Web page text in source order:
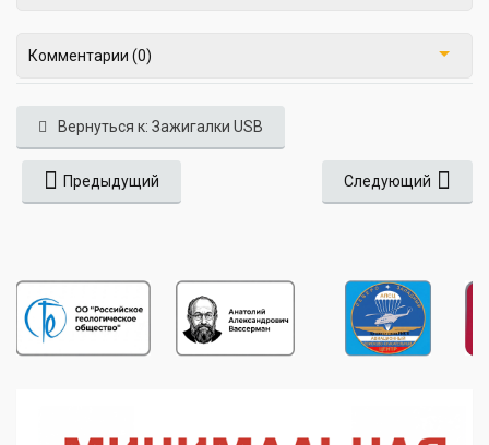
Комментарии (0)
Вернуться к: Зажигалки USB
Предыдущий Следующий